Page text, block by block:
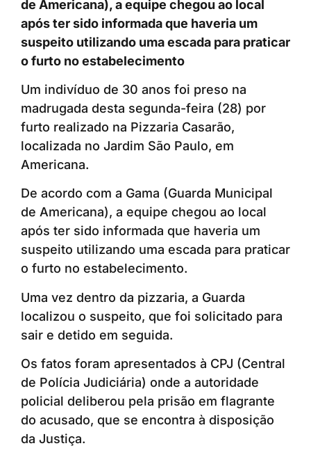
de Americana), a equipe chegou ao local
após ter sido informada que haveria um
suspeito utilizando uma escada para praticar
o furto no estabelecimento
Um indivíduo de 30 anos foi preso na
madrugada desta segunda-feira (28) por
furto realizado na Pizzaria Casarão,
localizada no Jardim São Paulo, em
Americana.
De acordo com a Gama (Guarda Municipal
de Americana), a equipe chegou ao local
após ter sido informada que haveria um
suspeito utilizando uma escada para praticar
o furto no estabelecimento.
Uma vez dentro da pizzaria, a Guarda
localizou o suspeito, que foi solicitado para
sair e detido em seguida.
Os fatos foram apresentados à CPJ (Central
de Polícia Judiciária) onde a autoridade
policial deliberou pela prisão em flagrante
do acusado, que se encontra à disposição
da Justiça.